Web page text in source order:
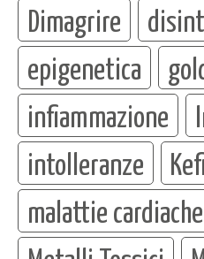
Dimagrire
epigenetica
infiammazione
intolleranze
malattie cardiache